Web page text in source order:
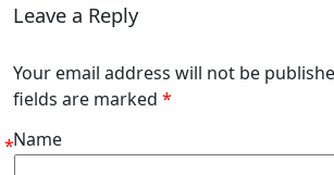
Leave a Reply
Your email address will not be
fields are marked *
Name
*